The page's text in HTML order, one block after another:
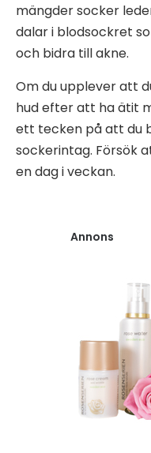
mängder socker
dalar i blodsockret
och bidra till akne.
Om du upplever att
hud efter att ha ätit
ett tecken på att du
sockerintag. Försök
en dag i veckan.
Annons